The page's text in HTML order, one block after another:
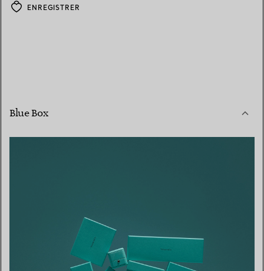
ENREGISTRER
Blue Box